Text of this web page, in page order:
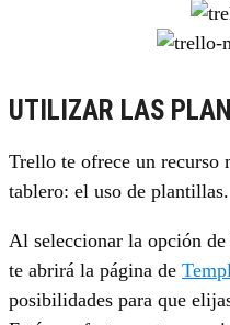
UTILIZAR LAS
Trello te ofrece un recurso
tablero: el uso de plantillas.
Al seleccionar la opción
te abrirá la página de
posibilidades para que